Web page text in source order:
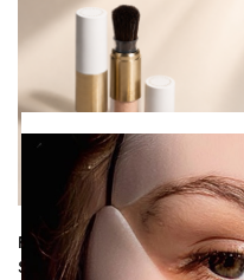
Fifty Powder | Cipria Protettiva
SPF 50